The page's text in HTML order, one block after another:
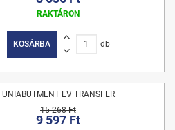
RAKTÁRON
KOSÁRBA db
UNIABUTMENT EV TRANSFER
15 268 Ft
9 597 Ft